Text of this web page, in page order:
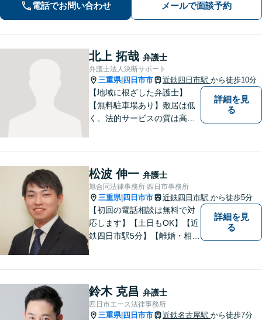
電話でお問い合わせ メールで面談予約
北上 拓哉 弁護士
弁護士法人決断サポート
三重県| 四日市市 近鉄四日市駅 から徒歩10分
【地域に根ざした弁護士】
【無料駐車場あり】敷居は低
く、法的サービスの質は高く
題／離婚問題／相続問題／企
業法務など、幅広く対応可
能。【明確な料金体系】どう
ぞご連絡ください。
詳細を見
る
松波 伸一 弁護士
旭合同法律事務所 四日市事務所
三重県| 四日市市 近鉄四日市駅 から徒歩5分
【初回の電話相談は無料で対
応します】【土日もOK】【近
鉄四日市駅5分】【離婚・相続
刑事事件全般】双方ともに納
得する解決を目指します【交
通事故】示談金の増額に向け
詳細を見
る
鈴木 克昌 弁護士
四日市エース法律事務所
三重県| 四日市市 近鉄名古屋駅 から徒歩7分